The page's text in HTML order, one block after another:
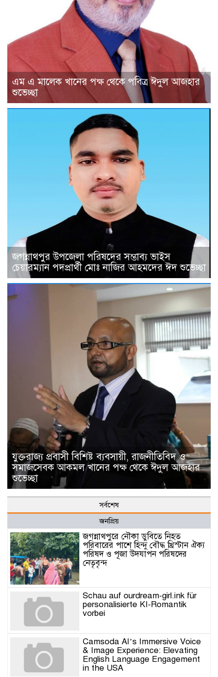
এম এ মালেক খানের পক্ষ থেকে পবিত্র ঈদুল আজহার
শুভেচ্ছা
জগন্নাথপুর উপজেলা পরিষদের সম্ভাব্য ভাইস
চেয়ারম্যান পদপ্রার্থী মোঃ নাজির আহমদের ঈদ শুভেচ্ছা
যুক্তরাজ্য প্রবাসী বিশিষ্ট ব্যবসায়ী, রাজনীতিবিদ ও
সমাজসেবক আকমল খানের পক্ষ থেকে ঈদুল আজহার
শুভেচ্ছা
সর্বশেষ
জনপ্রিয়
জগন্নাথপুরে নৌকা ডুবিতে নিহত
পরিবারের পাশে হিন্দু বৌদ্ধ খ্রিস্টান ঐক্য
পরিষদ ও পূজা উদযাপন পরিষদের
নেতৃবৃন্দ
Schau auf ourdream-girl.ink für
personalisierte KI-Romantik
vorbei
Camsoda AI’s Immersive Voice
& Image Experience: Elevating
English Language Engagement
in the USA